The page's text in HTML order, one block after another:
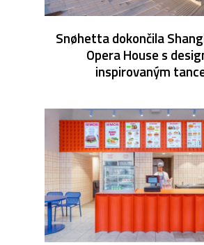
Snøhetta dokončila
Opera House s
inspirovaným